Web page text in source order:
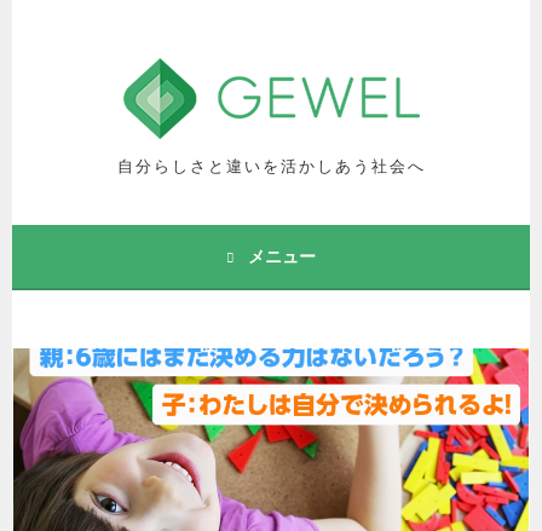
自分らしさと違いを活かしあう社会へ
メニュー